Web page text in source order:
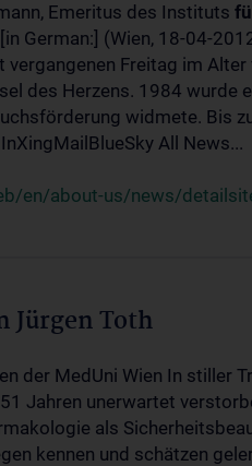
Emeritus des Instituts
German:] (Wien, 18-04-
vergangenen Freitag im
des Herzens. 1984 wurde
widmete. Bis
All News...
en/about-us/news/
Jürgen Toth
der MedUni Wien In stiller
Jahren unerwartet
als
kennen und schätzen